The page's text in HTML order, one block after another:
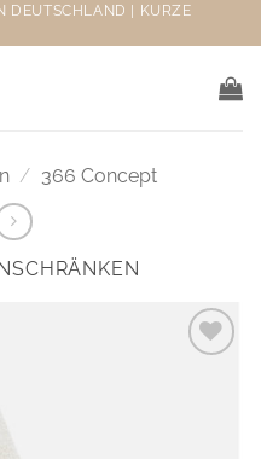
DEUTSCHLAND | KURZE
/ 366 Concept